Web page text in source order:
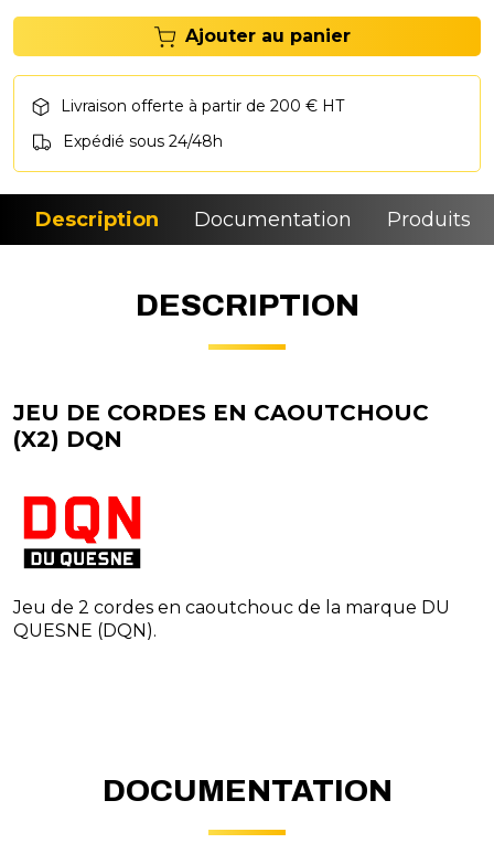
Ajouter au panier
Livraison offerte à partir de 200 € HT
Expédié sous 24/48h
Description Documentation Produits
DESCRIPTION
JEU DE CORDES EN CAOUTCHOUC
(X2) DQN
Jeu de 2 cordes en caoutchouc de la marque DU
QUESNE (DQN).
DOCUMENTATION